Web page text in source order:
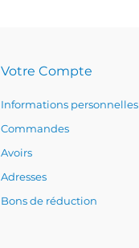
Votre Compte
Informations personnelles
Commandes
Avoirs
Adresses
Bons de réduction